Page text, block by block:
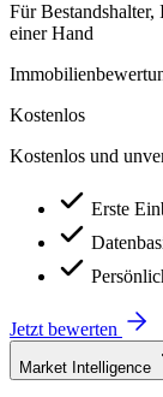
Für
einer Hand
Kostenlos
Kostenlos und
Erste
Jetzt bewerten
Market Intelligence